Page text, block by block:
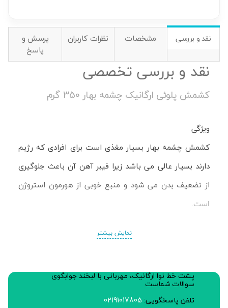
نقد و بررسی مشخصات نظرات کاربران
پرسش و
پاسخ
نقد و بررسی تخصصی
کشمش پلوئی ارگانیک چشمه بهار 350 گرم
ویژگی
کشمش چشمه بهار بسیار مغذی است برای افرادی که رژیم
دارند بسیار عالی می باشد زیرا فیبر آهن آن باعث جلوگیری
از تضعیف بدن می شود و منبع خوبی از هورمون استروژن
است.
سرشار از آنتی اکسیدان
بهبود سلامت استخوان و جلوگیری از پوکی استخوان
نمایش بیشتر
پشت خط نوا ارگانیک، مهربانی با لبخند جوابگوی
سوالات شماست
تلفن پاسخگویی: 02191017805